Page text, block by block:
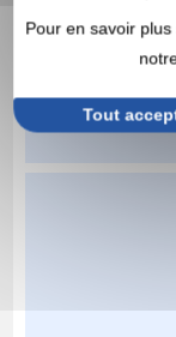
Pour en savoir
Tout